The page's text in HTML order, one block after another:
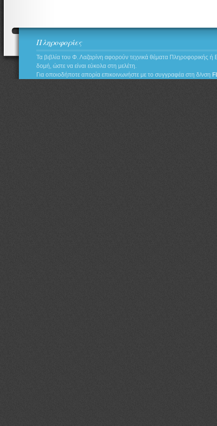
Πληροφορίες
Τα βιβλία του Φ. Λαζαρίνη αφορούν τεχνικά θέματα Πληροφορικής
δομή, ώστε να είναι εύκολα στη μελέτη.
Για οποιοδήποτε απορία επικοινωνήστε με το συγγραφέα στη δ/νση